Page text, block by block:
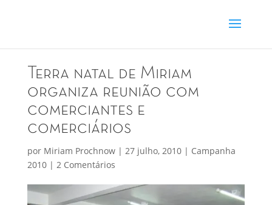
Terra natal de Miriam
organiza reunião com
comerciantes e
comerciários
por Miriam Prochnow| 27 julho, 2010| Campanha
2010| 2 Comentários